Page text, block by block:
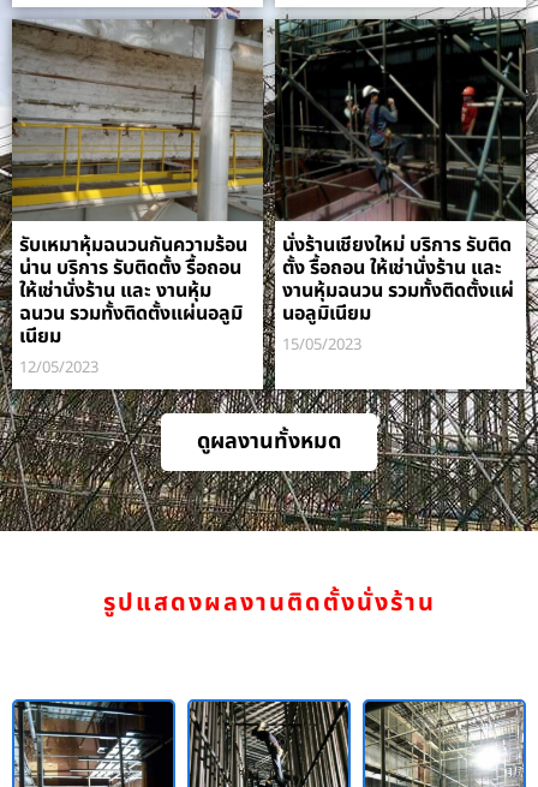
รับเหมาหุ้มฉนวนกันความร้อน
น่าน บริการ รับติดตั้ง รื้อถอน
ให้เช่านั่งร้าน และ งานหุ้ม
ฉนวน รวมทั้งติดตั้งแผ่นอลูมิ
เนียม
12/05/2023
นั่งร้านเชียงใหม่ บริการ รับติด
ตั้ง รื้อถอน ให้เช่านั่งร้าน และ
งานหุ้มฉนวน รวมทั้งติดตั้งแผ่
นอลูมิเนียม
15/05/2023
ดูผลงานทั้งหมด
รูปแสดงผลงานติดตั้งนั่งร้าน